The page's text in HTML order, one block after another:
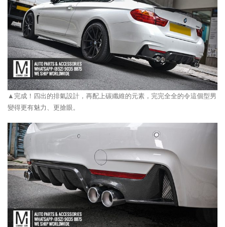
▲完成！四出的排氣設計，再配上碳纖維的元素，完完全全的令這個型男
變得更有魅力、更搶眼。